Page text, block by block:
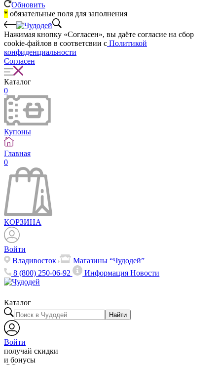
Обновить
* обязательные поля для заполнения
Нажимая кнопку «Согласен», вы даёте cогласие на сбор
cookie-файлов в соответсвии с Политикой
конфиденциальности
Согласен
Каталог
0
Купоны
Главная
0
КОРЗИНА
Войти
Владивосток
Магазины “Чудодей”
8 (800) 250-06-92
ИнформацияНовости
Каталог
Найти
Войти
получай скидки
и бонусы